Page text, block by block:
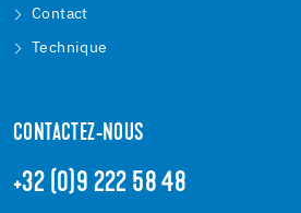
Contact
Technique
CONTACTEZ-NOUS
+32 (0)9 222 58 48